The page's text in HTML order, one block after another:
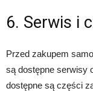
6. Serwis i
Przed zakupem
są dostępne serwisy
dostępne są części